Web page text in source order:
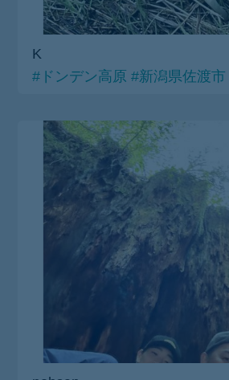
K
#ドンデン高原 #新潟県佐渡市